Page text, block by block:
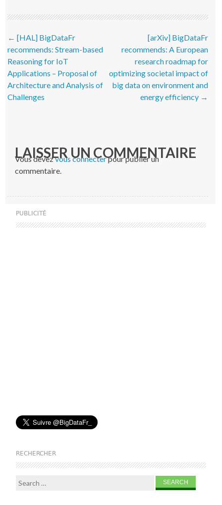
Post navigation
← [HAL] BigDataFr
recommends: Stream-based
Reasoning for IoT
Applications – Proposal of
Architecture and Analysis of
Challenges
[arXiv] BigDataFr
recommends: A European
research roadmap for
optimizing societal impact of
big data on environment and
energy efficiency →
LAISSER UN COMMENTAIRE
Vous devezvous connecterpour publier un
commentaire.
PUBLICITÉ
RECHERCHER
Search for: